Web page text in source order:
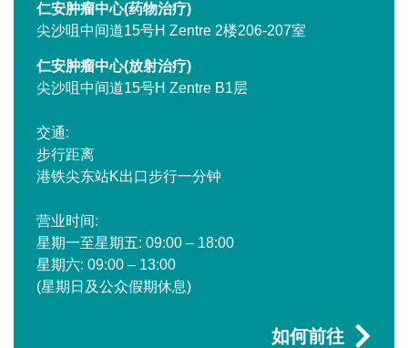
仁安肿瘤中心(药物治疗)
尖沙咀中间道15号H Zentre 2楼206-207室
仁安肿瘤中心(放射治疗)
尖沙咀中间道15号H Zentre B1层
交通:
步行距离
港铁尖东站K出口步行一分钟
营业时间:
星期一至星期五: 09:00 – 18:00
星期六: 09:00 – 13:00
(星期日及公众假期休息)
如何前往